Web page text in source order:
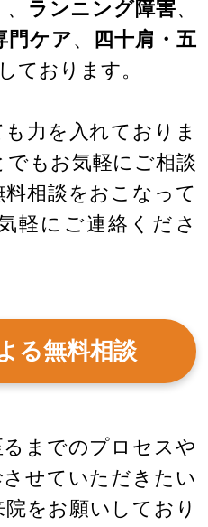
、 ランニング障害、
門ケア、
四十肩・五
ております。
力を入れておりま
もお気軽にご相談
相談をおこなって
軽にご連絡くださ
る無料相談
までのプロセスや
せていただきたい
をお願いしており